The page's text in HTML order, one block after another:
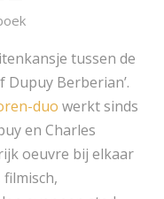
tussen de
Dupuy Berberian’.
duo werkt sinds
en Charles
oeuvre bij elkaar